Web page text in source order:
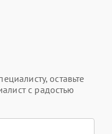
оставьте
с радостью